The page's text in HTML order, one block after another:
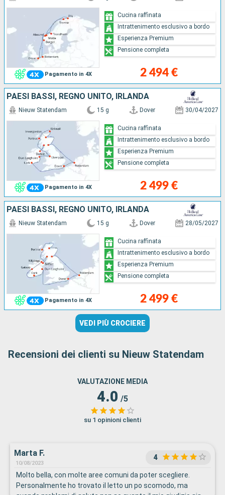
Pagamento in 4X 2 494 €
Cucina raffinata
Intrattenimento esclusivo a bordo
Esperienza Premium
Pensione completa
PAESI BASSI, REGNO UNITO, IRLANDA
Pagamento in 4X
Nieuw Statendam 15 g Dover 30/04/2027
2 499 €
Cucina raffinata
Intrattenimento esclusivo a bordo
Esperienza Premium
Pensione completa
PAESI BASSI, REGNO UNITO, IRLANDA
Pagamento in 4X
Nieuw Statendam 15 g Dover 28/05/2027
2 499 €
Cucina raffinata
Intrattenimento esclusivo a bordo
Esperienza Premium
Pensione completa
VEDI PIÙ CROCIERE
Recensioni dei clienti su Nieuw Statendam
VALUTAZIONE MEDIA
4.0 /5
su 1 opinioni clienti
Marta F.
10/08/2023
4
Molto bella, con molte aree comuni da poter scegliere.
Personalmente ho trovato il letto un po scomodo, ma